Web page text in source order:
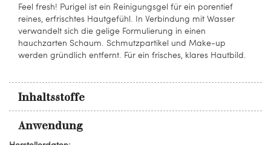
Feel fresh! Purigel ist ein Reinigungsgel für ein porentief
reines, erfrischtes Hautgefühl. In Verbindung mit Wasser
verwandelt sich die gelige Formulierung in einen
hauchzarten Schaum. Schmutzpartikel und Make-up
werden gründlich entfernt. Für ein frisches, klares Hautbild.
Inhaltsstoffe
Anwendung